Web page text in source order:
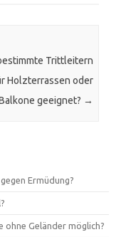
Trittleitern
Holzterrassen oder
geeignet? →
Ermüdung?
Geländer möglich?